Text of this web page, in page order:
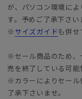
が、パソコン環境に
す。予めご了承下さい
※ サイズガイドも併せ
※セール商品のため、
売を終了している可能
※カラーによりセール
了承下さいませ。